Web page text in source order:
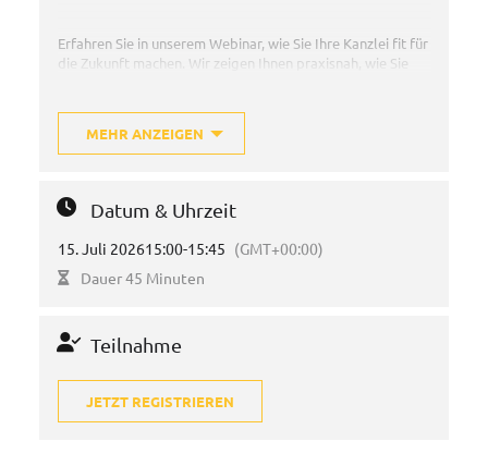
Erfahren Sie in unserem Webinar, wie Sie Ihre Kanzlei fit für
die Zukunft machen. Wir zeigen Ihnen praxisnah, wie Sie
informieren und Wettbewerbsvorteile sichern.
Veranstalter: Systemhaus Cramer GmbH, Hamm
(Cramer)
MEHR ANZEIGEN
Datum & Uhrzeit
15. Juli 202615:00-15:45 (GMT+00:00)
Dauer 45 Minuten
Teilnahme
JETZT REGISTRIEREN